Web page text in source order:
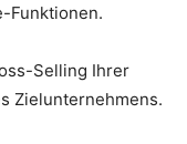
Funktionen.
Selling Ihrer
Zielunternehmens.